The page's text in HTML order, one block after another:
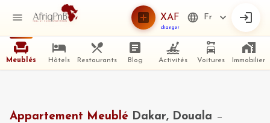
XAF
changer
Fr
Meublés Hôtels Restaurants Blog Activités Voitures Immobilier
Appartement Meublé Dakar, Douala —